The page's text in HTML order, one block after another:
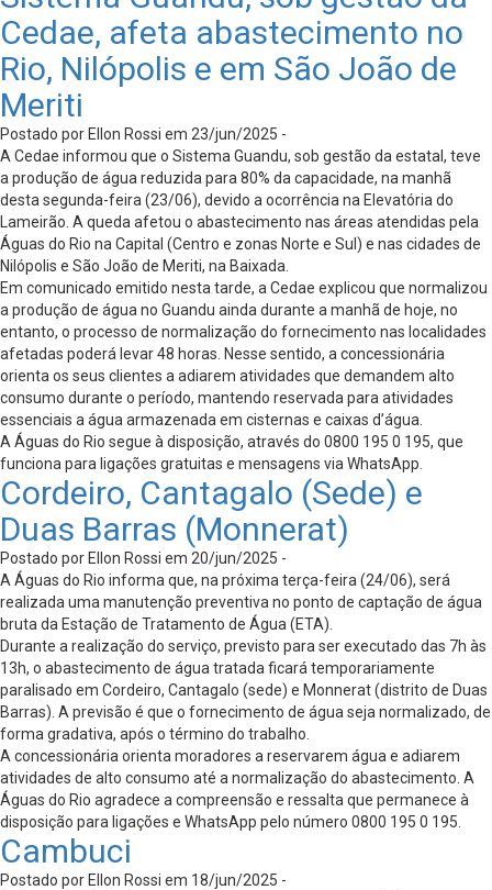
Cedae, afeta abastecimento no
Rio, Nilópolis e em São João de
Meriti
Postado por Ellon Rossi em 23/jun/2025 -
A Cedae informou que o Sistema Guandu, sob gestão da estatal, teve
a produção de água reduzida para 80% da capacidade, na manhã
desta segunda-feira (23/06), devido a ocorrência na Elevatória do
Lameirão. A queda afetou o abastecimento nas áreas atendidas pela
Águas do Rio na Capital (Centro e zonas Norte e Sul) e nas cidades de
Nilópolis e São João de Meriti, na Baixada.
Em comunicado emitido nesta tarde, a Cedae explicou que normalizou
a produção de água no Guandu ainda durante a manhã de hoje, no
entanto, o processo de normalização do fornecimento nas localidades
afetadas poderá levar 48 horas. Nesse sentido, a concessionária
orienta os seus clientes a adiarem atividades que demandem alto
consumo durante o período, mantendo reservada para atividades
essenciais a água armazenada em cisternas e caixas d’água.
A Águas do Rio segue à disposição, através do 0800 195 0 195, que
funciona para ligações gratuitas e mensagens via WhatsApp.
Cordeiro, Cantagalo (Sede) e
Duas Barras (Monnerat)
Postado por Ellon Rossi em 20/jun/2025 -
A Águas do Rio informa que, na próxima terça-feira (24/06), será
realizada uma manutenção preventiva no ponto de captação de água
bruta da Estação de Tratamento de Água (ETA).
Durante a realização do serviço, previsto para ser executado das 7h às
13h, o abastecimento de água tratada ficará temporariamente
paralisado em Cordeiro, Cantagalo (sede) e Monnerat (distrito de Duas
Barras). A previsão é que o fornecimento de água seja normalizado, de
forma gradativa, após o término do trabalho.
A concessionária orienta moradores a reservarem água e adiarem
atividades de alto consumo até a normalização do abastecimento. A
Águas do Rio agradece a compreensão e ressalta que permanece à
disposição para ligações e WhatsApp pelo número 0800 195 0 195.
Cambuci
Postado por Ellon Rossi em 18/jun/2025 -